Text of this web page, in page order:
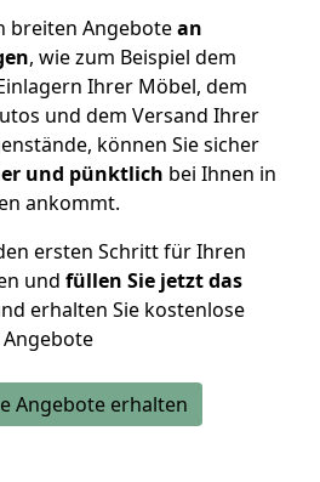
breiten Angebotean
, wie zum Beispiel dem
Ihrer Möbel, dem
und dem Versand Ihrer
können Sie sicher
und pünktlich bei Ihnen in
ankommt.
ersten Schritt für Ihren
und füllen Sie jetzt das
erhalten Sie kostenlose
Angebote
Angebote erhalten